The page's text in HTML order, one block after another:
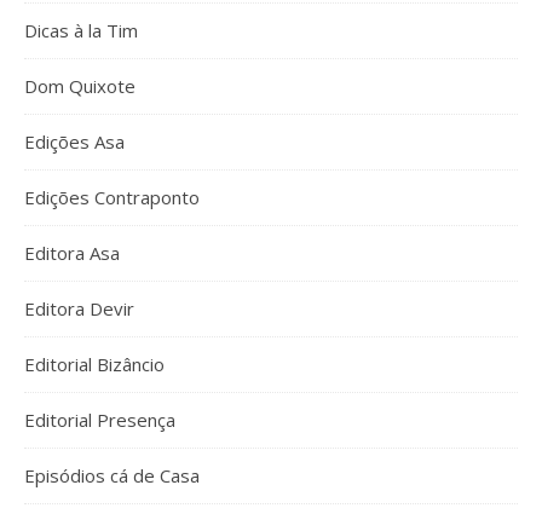
Dicas à la Tim
Dom Quixote
Edições Asa
Edições Contraponto
Editora Asa
Editora Devir
Editorial Bizâncio
Editorial Presença
Episódios cá de Casa